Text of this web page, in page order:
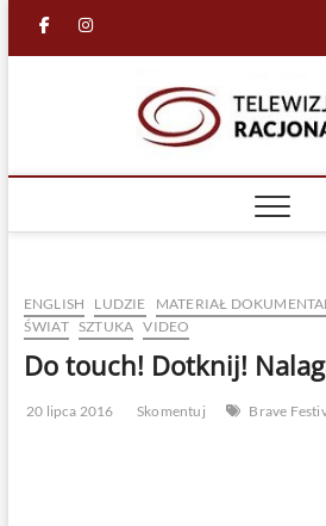
facebook
in
ENGLISH LUDZIE MATERIAŁ
ŚWIAT SZTUKA VIDEO
Do touch! Dotknij!
20 lipca 2016 Skomentuj Brave